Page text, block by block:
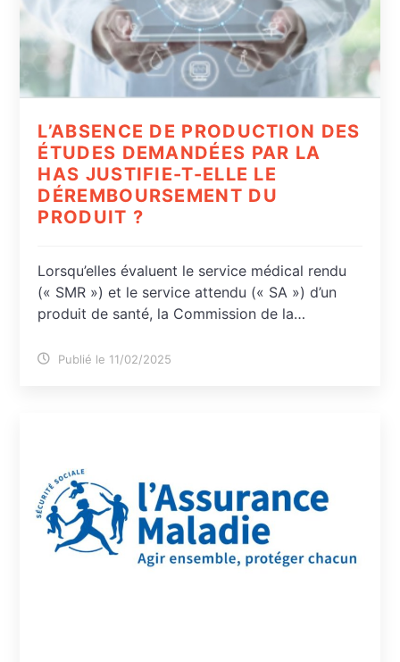
L’ABSENCE DE PRODUCTION DES
ÉTUDES DEMANDÉES PAR LA
HAS JUSTIFIE-T-ELLE LE
DÉREMBOURSEMENT DU
PRODUIT ?
Lorsqu’elles évaluent le service médical rendu
(« SMR ») et le service attendu (« SA ») d’un
produit de santé, la Commission de la…
Publié le 11/02/2025